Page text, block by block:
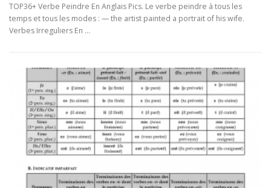
TOP36+ Verbe Peindre En Anglais Pics. Le verbe peindre à tous les
temps et tous les modes : — the artist painted a portrait of his wife.
Verbes Irreguliers En …